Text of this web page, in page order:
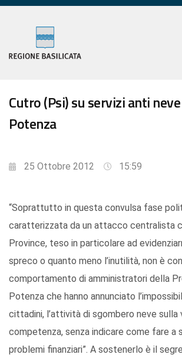
Cutro (Psi) su servizi anti
Potenza
25 Ottobre 2012 15:59
“Soprattutto in questa convulsa fase
caratterizzata da un attacco centralista
Province, teso in particolare ad
spreco o quanto meno l’inutilità, non è
comportamento di amministratori della
Potenza che hanno annunciato
cittadini, l’attività di sgombero neve sulla
competenza, senza indicare come fare a
problemi finanziari”. A sostenerlo è il